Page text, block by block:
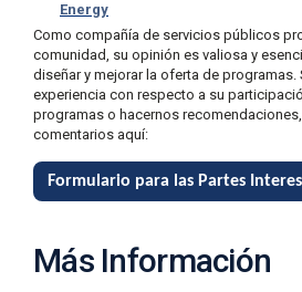
2
2
2
Energy
Como compañía de servicios públicos
comunidad, su opinión es valiosa y
diseñar y mejorar la oferta de programas.
experiencia con respecto a su
programas o hacernos
comentarios aquí:
Formulario para las Partes
Más Información